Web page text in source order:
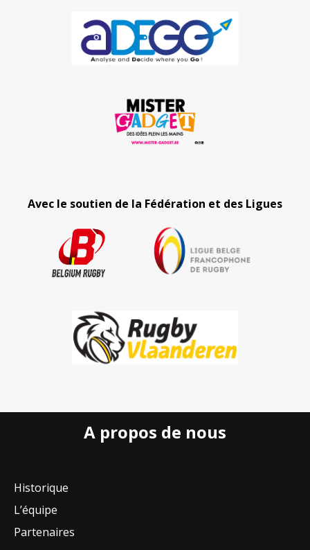
Avec le soutien de la Fédération et des Ligues
A propos de nous
Historique
L’équipe
Partenaires